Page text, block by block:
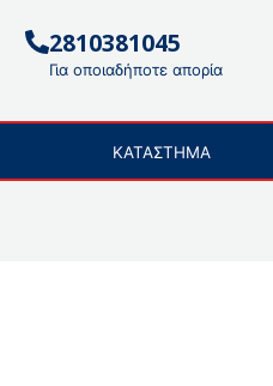
2810381045
Για οποιαδήποτε απορία
ΚΑΤΑΣΤΗΜΑ